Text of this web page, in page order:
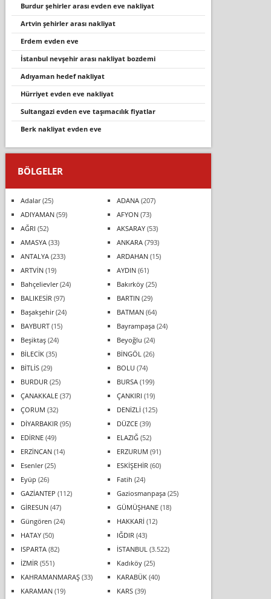
burdur şehirler arası evden eve nakliyat
artvi̇n şehi̇rler arasi nakli̇yat
erdem evden eve
i̇stanbul nevşehi̇r arasi nakli̇yat bozdemi̇
adıyaman hedef nakliyat
hürriyet evden eve nakliyat
sultangazi evden eve taşımacılık fiyatlar
berk nakliyat evden eve
BÖLGELER
Adalar(25) ADANA(207)
ADIYAMAN(59) AFYON(73)
AĞRI (52) AKSARAY(53)
AMASYA(33) ANKARA(793)
ANTALYA(233) ARDAHAN(15)
ARTVİN(19) AYDIN(61)
Bahçelievler(24) Bakırköy(25)
BALIKESİR (97) BARTIN(29)
Başakşehir(24) BATMAN(64)
BAYBURT(15) Bayrampaşa(24)
Beşiktaş(24) Beyoğlu (24)
BİLECİK(35) BİNGÖL (26)
BİTLİS(29) BOLU (74)
BURDUR (25) BURSA(199)
ÇANAKKALE(37) ÇANKIRI (19)
ÇORUM (32) DENİZLİ (125)
DİYARBAKIR (95) DÜZCE(39)
EDİRNE(49) ELAZIĞ(52)
ERZİNCAN(14) ERZURUM (91)
Esenler(25) ESKİŞEHİR (60)
Eyüp (26) Fatih (24)
GAZİANTEP (112) Gaziosmanpaşa(25)
GİRESUN(47) GÜMÜŞHANE(18)
Güngören (24) HAKKARİ (12)
HATAY(50) IĞDIR (43)
ISPARTA(82) İSTANBUL (3.522)
İZMİR (551) Kadıköy(25)
KAHRAMANMARAŞ(33) KARABÜK(40)
KARAMAN(19) KARS(39)